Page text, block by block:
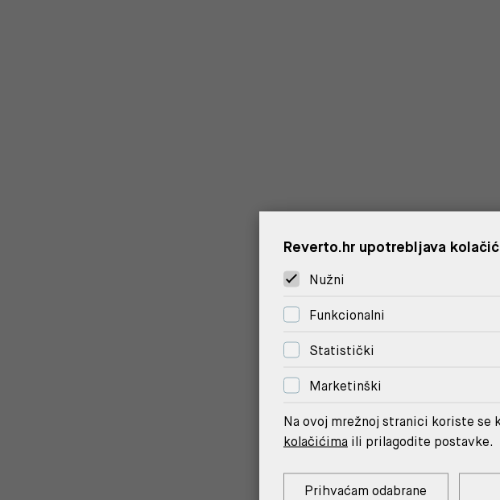
MOŽDA
Reverto.hr upotrebljava
Nužni
Funkcionalni
Statistički
Marketinški
Na ovoj mrežnoj stranici koriste se
kolačićima ili prilagodite postavke.
Prihvaćam odabrane